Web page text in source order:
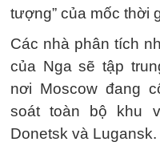
tượng” của mốc thời
Các nhà phân tích
của Nga sẽ tập
nơi Moscow đang
soát toàn bộ khu
Donetsk và Lugansk.